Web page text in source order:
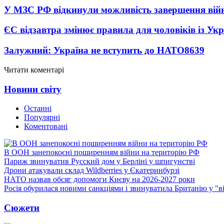
У МЗС РФ відкинули можливість завершення
ЄС відзавтра змінює правила для чоловіків із
Залужний: Україна не вступить до НАТО8639
Читати коментарі
Новини світу
Останні
Популярні
Коментовані
В ООН занепокоєні поширенням війни на територію РФ
Париж звинуватив Русский дом у Берліні у шпигунстві
Дрони атакували склад Wildberries у Єкатеринбурзі
НАТО назвав обсяг допомоги Києву на 2026-2027 роки
Росія обурилася новими санкціями і звинуватила Британію у
Сюжети